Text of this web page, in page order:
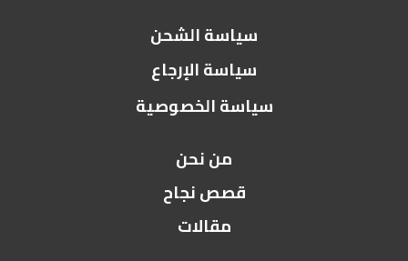
سياسة الشحن
سياسة الإرجاع
سياسة الخصوصية
من نحن
قصص نجاح
مقالات